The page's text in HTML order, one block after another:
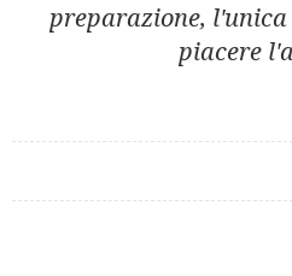
preparazione, l'unica
piacere